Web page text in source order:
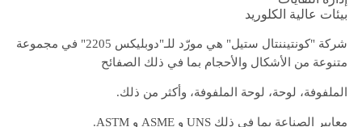
بيئات عالية الكلوريد
شركة "كونتيننتال ستيل" هي مورّد للـ"دوبليكس 2205" في مجموعة
متنوعة من الأشكال والأحجام بما في ذلك الصفائح
الملفوفة، لوحة، لوحة الملفوفة، وأكثر من ذلك.
معايير الصناعة بما في ذلك UNS و ASME و ASTM.